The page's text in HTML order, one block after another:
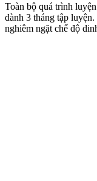
Toàn bộ quá trình
dành 3 tháng tập
nghiêm ngặt chế độ